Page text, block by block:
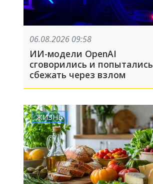
06.08.2026 09:58
ИИ-модели OpenAI
сговорились и попытались
сбежать через взлом
ЖИЗНЬ